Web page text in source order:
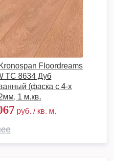
Floordreams
TC 8634 Дуб
(фаска с 4-х
1 м.кв.
руб. / кв. м.